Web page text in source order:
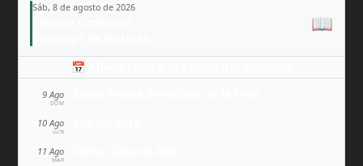
Sáb, 8 de agosto de 2026
📖
📅 Añade todo a tu calendario personal
9 Ago
DOM
10 Ago
LUN
11 Ago
MAR